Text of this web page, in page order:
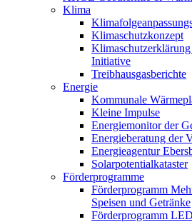
Klima
Klimaschutzkonzept
Initiative
Treibhausgasberichte
Energie
Kommunale
Kleine Impulse
Energiemonitor der
Energieberatung der
Energieagentur
Solarpotentialkataster
Förderprogramme
Förderprogramm
Speisen und Getränke
Förderprogramm